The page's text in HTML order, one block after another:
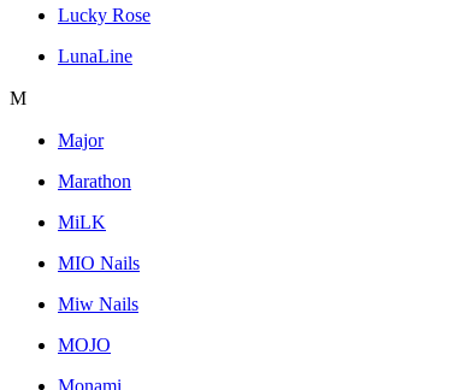
Lucky Rose
LunaLine
M
Major
Marathon
MiLK
MIO Nails
Miw Nails
MOJO
Monami